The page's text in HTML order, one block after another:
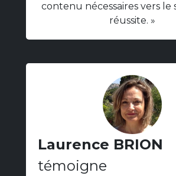
contenu nécessaires vers le
réussite. »
Laurence BRION
témoigne